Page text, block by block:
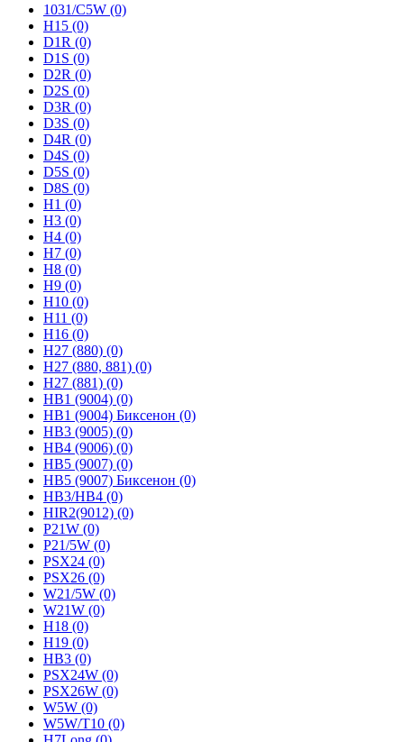
1031/C5W (0)
H15 (0)
D1R (0)
D1S (0)
D2R (0)
D2S (0)
D3R (0)
D3S (0)
D4R (0)
D4S (0)
D5S (0)
D8S (0)
H1 (0)
H3 (0)
H4 (0)
H7 (0)
H8 (0)
H9 (0)
H10 (0)
H11 (0)
H16 (0)
H27 (880) (0)
H27 (880, 881) (0)
H27 (881) (0)
HB1 (9004) (0)
HB1 (9004) Биксенон (0)
HB3 (9005) (0)
HB4 (9006) (0)
HB5 (9007) (0)
HB5 (9007) Биксенон (0)
HB3/HB4 (0)
HIR2(9012) (0)
P21W (0)
P21/5W (0)
PSX24 (0)
PSX26 (0)
W21/5W (0)
W21W (0)
H18 (0)
H19 (0)
HB3 (0)
PSX24W (0)
PSX26W (0)
W5W (0)
W5W/T10 (0)